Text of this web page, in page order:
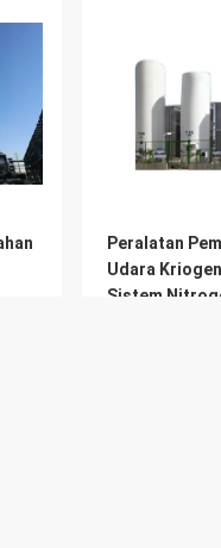
Peralatan
Udara
Sistem